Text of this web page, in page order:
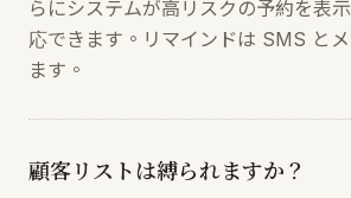
らにシステムが高リスクの予約を表
応できます。リマインドは SMS と
ます。
顧客リストは縛られますか？